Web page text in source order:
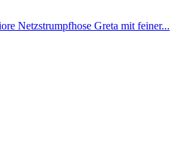
Netzstrumpfhose Greta mit feiner...